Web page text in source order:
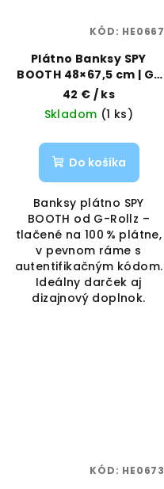
Plátno Banksy SPY
BOOTH 48×67,5 cm | G-
Rollz | Vaporama
42 € / ks
Skladom (1 ks)
Do košíka
Banksy plátno SPY
BOOTH od G-Rollz –
tlačené na 100 % plátne,
v pevnom ráme s
autentifikačným kódom.
Ideálny darček aj
dizajnový doplnok.
KÓD: HE0667
KÓD: HE0673